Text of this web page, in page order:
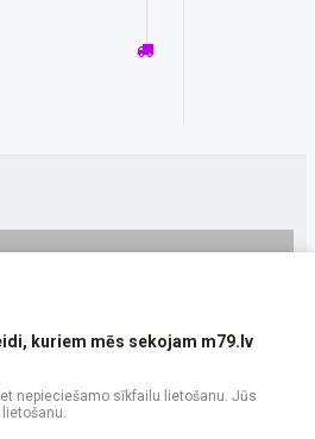
kuriem mēs sekojam m79.lv
nepieciešamo sīkfailu lietošanu. Jūs